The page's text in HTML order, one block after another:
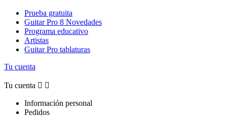
Prueba gratuita
Guitar Pro 8 Novedades
Programa educativo
Artistas
Guitar Pro tablaturas
Tu cuenta
Tu cuenta  
Información personal
Pedidos